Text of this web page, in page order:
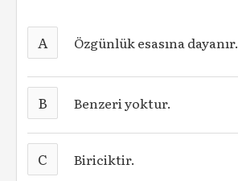
A Özgünlük esasına dayanır.
B Benzeri yoktur.
C Biriciktir.